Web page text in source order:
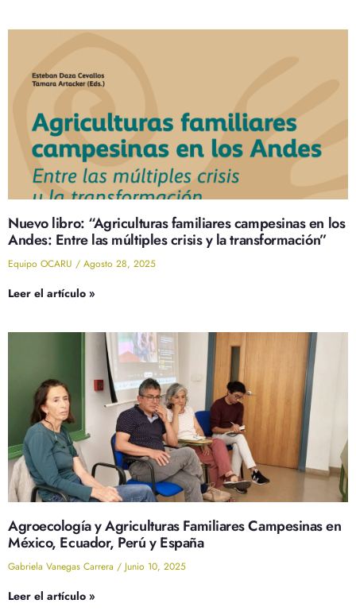
Nuevo libro: “Agriculturas familiares campesinas en los
Andes: Entre las múltiples crisis y la transformación”
Equipo OCARU Agosto 28, 2025
Leer el artículo »
Agroecología y Agriculturas Familiares Campesinas en
México, Ecuador, Perú y España
Gabriela Vanegas Carrera Junio 10, 2025
Leer el artículo »